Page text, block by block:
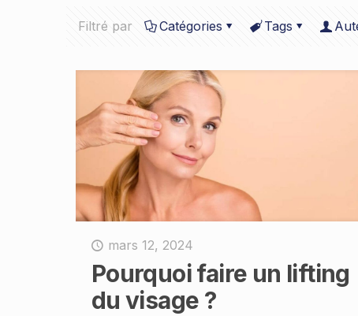
Filtré par Catégories Tags
mars 12, 2024
Pourquoi faire un lifting
du visage ?